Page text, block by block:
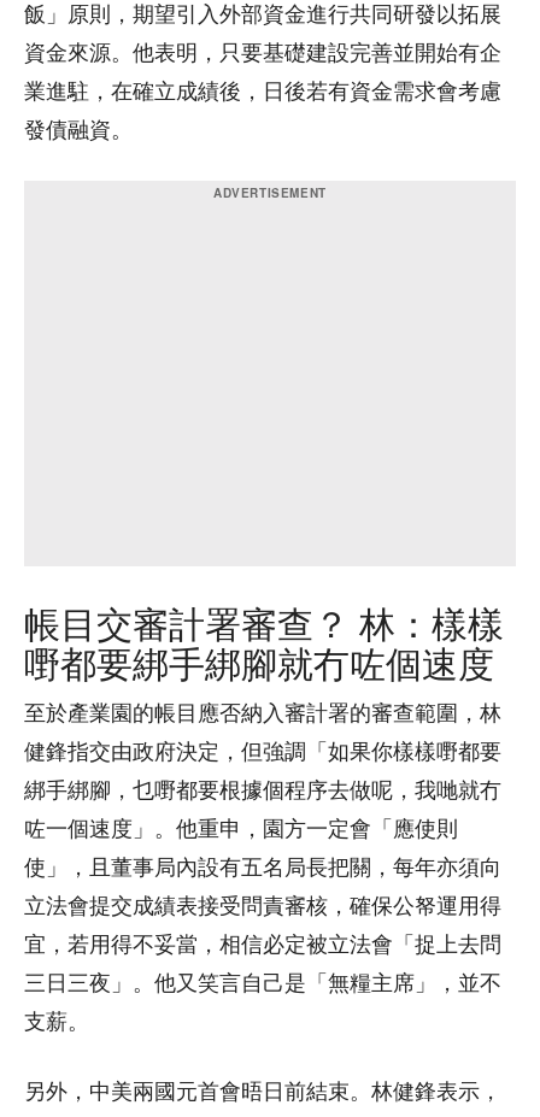
飯」原則，期望引入外部資金進行共同研發以拓展
資金來源。他表明，只要基礎建設完善並開始有企
業進駐，在確立成績後，日後若有資金需求會考慮
發債融資。
帳目交審計署審查？ 林：樣樣
嘢都要綁手綁腳就冇咗個速度
至於產業園的帳目應否納入審計署的審查範圍，林
健鋒指交由政府決定，但強調「如果你樣樣嘢都要
綁手綁腳，乜嘢都要根據個程序去做呢，我哋就冇
咗一個速度」。他重申，園方一定會「應使則
使」，且董事局內設有五名局長把關，每年亦須向
立法會提交成績表接受問責審核，確保公帑運用得
宜，若用得不妥當，相信必定被立法會「捉上去問
三日三夜」。他又笑言自己是「無糧主席」，並不
支薪。
另外，中美兩國元首會晤日前結束。林健鋒表示，